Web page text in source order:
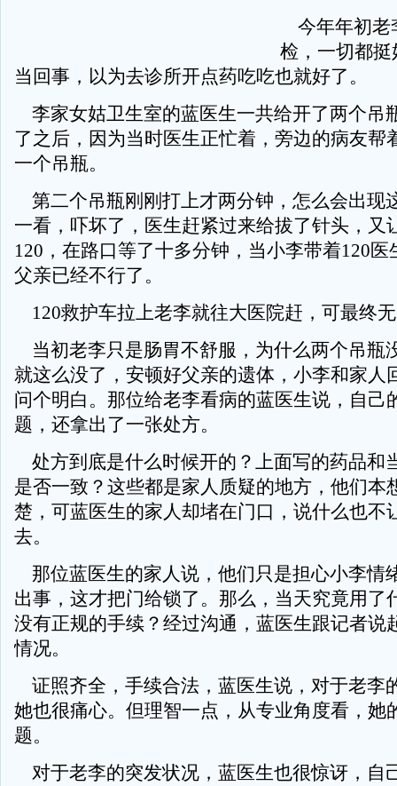
今年年初老
检，一切都
当回事，以为去诊所开点药吃吃也就好了。
李家女姑卫生室的蓝医生一共给开了两个吊
了之后，因为当时医生正忙着，旁边的病友帮
一个吊瓶。
第二个吊瓶刚刚打上才两分钟，怎么会出现
一看，吓坏了，医生赶紧过来给拔了针头，又
120，在路口等了十多分钟，当小李带着120医
父亲已经不行了。
120救护车拉上老李就往大医院赶，可最终
当初老李只是肠胃不舒服，为什么两个吊瓶
就这么没了，安顿好父亲的遗体，小李和家人
问个明白。那位给老李看病的蓝医生说，自己
题，还拿出了一张处方。
处方到底是什么时候开的？上面写的药品和
是否一致？这些都是家人质疑的地方，他们本
楚，可蓝医生的家人却堵在门口，说什么也不
去。
那位蓝医生的家人说，他们只是担心小李情
出事，这才把门给锁了。那么，当天究竟用了
没有正规的手续？经过沟通，蓝医生跟记者说
情况。
证照齐全，手续合法，蓝医生说，对于老李
她也很痛心。但理智一点，从专业角度看，她
题。
对于老李的突发状况，蓝医生也很惊讶，自